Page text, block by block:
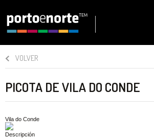
VOLVER
PICOTA DE VILA DO CONDE
Vila do Conde
Descripción